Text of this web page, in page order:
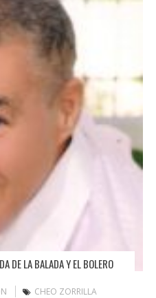
DE LA BALADA Y EL BOLERO
CHEO ZORRILLA